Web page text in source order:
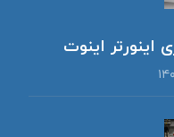
اینورتر اینوت